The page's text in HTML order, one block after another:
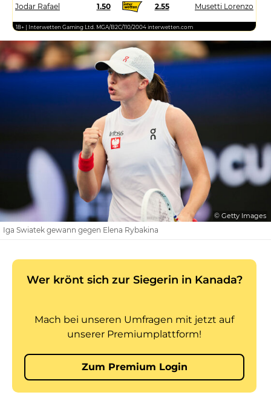
Jodar Rafael 1.50 2.55 Musetti Lorenzo
18+ | Interwetten Gaming Ltd. MGA/B2C/110/2004 interwetten.com
© Getty Images
Iga Swiatek gewann gegen Elena Rybakina